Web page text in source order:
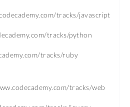
tracks/javascript
tracks/python
tracks/ruby
tracks/web